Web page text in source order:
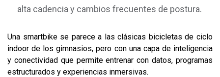
alta cadencia y cambios frecuentes de postura.
Una smartbike se parece a las clásicas bicicletas de ciclo
indoor de los gimnasios, pero con una capa de inteligencia
y conectividad que permite entrenar con datos, programas
estructurados y experiencias inmersivas.